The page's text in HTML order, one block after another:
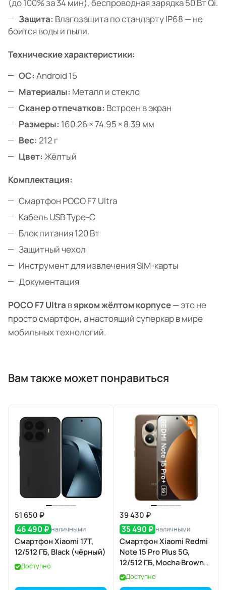
(до 100% за 34 мин), беспроводная зарядка 50 Вт Qi.
Защита: Влагозащита по стандарту IP68 — не
боится воды и пыли.
Технические характеристики:
ОС: Android 15
Материалы: Металл и стекло
Сканер отпечатков: Встроен в экран
Размеры: 160.26 × 74.95 × 8.39 мм
Вес: 212 г
Цвет: Жёлтый
Комплектация:
Смартфон POCO F7 Ultra
Кабель USB Type-C
Блок питания 120 Вт
Защитный чехол
Инструмент для извлечения SIM-карты
Документация
POCO F7 Ultra вярком жёлтом корпусе— это не
просто смартфон, а настоящий суперкар в мире
мобильных технологий.
Вам также может понравиться
51 650 ₽
46 490 ₽ наличными
Смартфон Xiaomi 17T,
12/512 ГБ, Black (чёрный)
Доступно
39 430 ₽
35 490 ₽ наличными
Смартфон Xiaomi Redmi
Note 15 Pro Plus 5G,
12/512 ГБ, Mocha Brown
(коричневый мокко)
Доступно